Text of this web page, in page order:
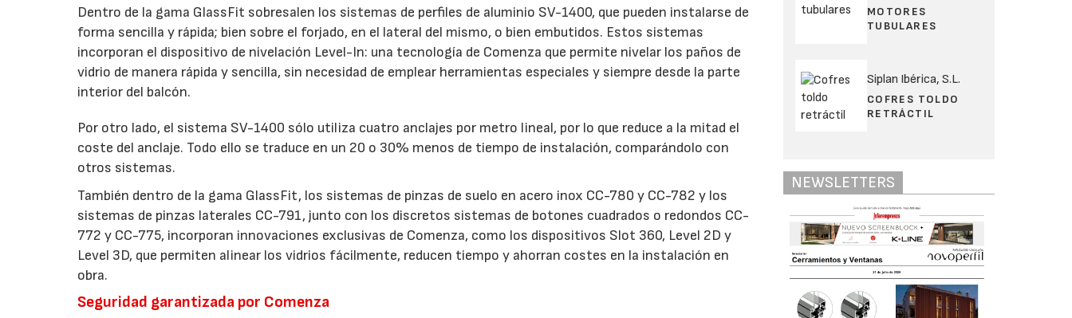
Dentro de la gama GlassFit sobresalen los sistemas de perfiles de aluminio SV-1400, que pueden instalarse de
forma sencilla y rápida; bien sobre el forjado, en el lateral del mismo, o bien embutidos. Estos sistemas
incorporan el dispositivo de nivelación Level-In: una tecnología de Comenza que permite nivelar los paños de
vidrio de manera rápida y sencilla, sin necesidad de emplear herramientas especiales y siempre desde la parte
interior del balcón.
Por otro lado, el sistema SV-1400 sólo utiliza cuatro anclajes por metro lineal, por lo que reduce a la mitad el
coste del anclaje. Todo ello se traduce en un 20 o 30% menos de tiempo de instalación, comparándolo con
otros sistemas.
También dentro de la gama GlassFit, los sistemas de pinzas de suelo en acero inox CC-780 y CC-782 y los
sistemas de pinzas laterales CC-791, junto con los discretos sistemas de botones cuadrados o redondos CC-
772 y CC-775, incorporan innovaciones exclusivas de Comenza, como los dispositivos Slot 360, Level 2D y
Level 3D, que permiten alinear los vidrios fácilmente, reducen tiempo y ahorran costes en la instalación en
obra.
Seguridad garantizada por Comenza
MOTORES
TUBULARES
Siplan Ibérica, S.L.
COFRES TOLDO
RETRÁCTIL
NEWSLETTERS